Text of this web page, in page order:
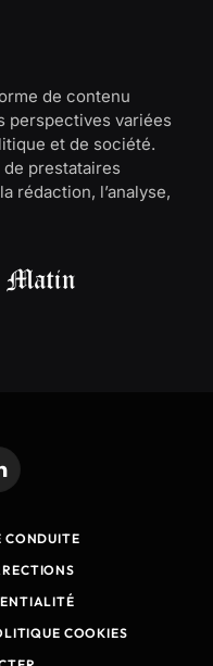
de contenu
perspectives variées
et de société.
prestataires
rédaction, l’analyse,
CONDUITE
COOKIES